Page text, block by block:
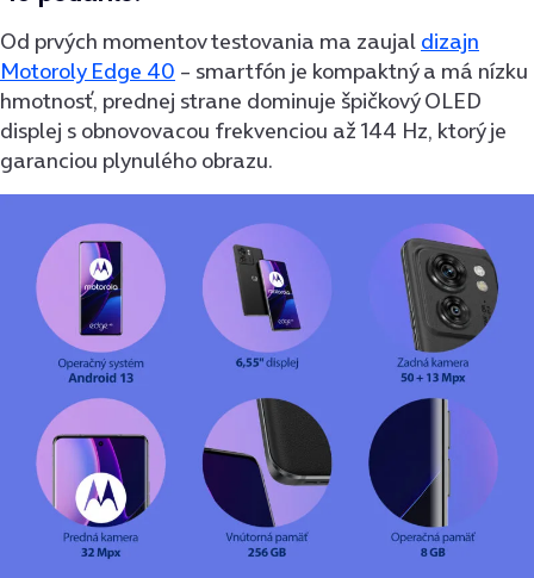
Od prvých momentov testovania ma zaujal dizajn
Motoroly Edge 40 – smartfón je kompaktný a má nízku
hmotnosť, prednej strane dominuje špičkový OLED
displej s obnovovacou frekvenciou až 144 Hz, ktorý je
garanciou plynulého obrazu.